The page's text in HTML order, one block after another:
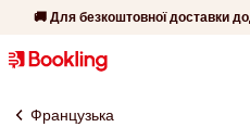
🚚 Для безкоштовної доставки
Французька